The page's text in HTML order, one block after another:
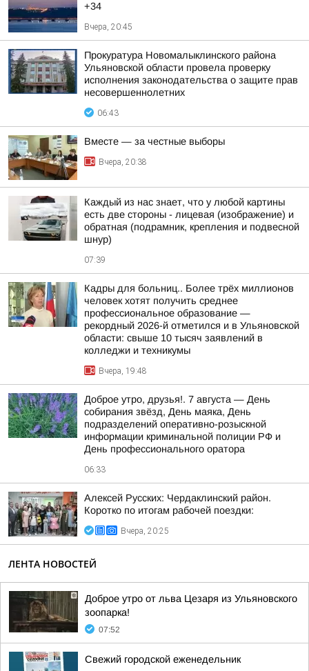
+34
Вчера, 20:45
Прокуратура Новомалыклинского района
Ульяновской области провела проверку
исполнения законодательства о защите прав
несовершеннолетних
06:43
Вместе — за честные выборы
Вчера, 20:38
Каждый из нас знает, что у любой картины
есть две стороны - лицевая (изображение) и
обратная (подрамник, крепления и подвесной
шнур)
07:39
Кадры для больниц.. Более трёх миллионов
человек хотят получить среднее
профессиональное образование —
рекордный 2026-й отметился и в Ульяновской
области: свыше 10 тысяч заявлений в
колледжи и техникумы
Вчера, 19:48
Доброе утро, друзья!. 7 августа — День
собирания звёзд, День маяка, День
подразделений оперативно-розыскной
информации криминальной полиции РФ и
День профессионального оратора
06:33
Алексей Русских: Чердаклинский район.
Коротко по итогам рабочей поездки:
Вчера, 20:25
ЛЕНТА НОВОСТЕЙ
Доброе утро от льва Цезаря из Ульяновского
зоопарка!
07:52
Свежий городской еженедельник